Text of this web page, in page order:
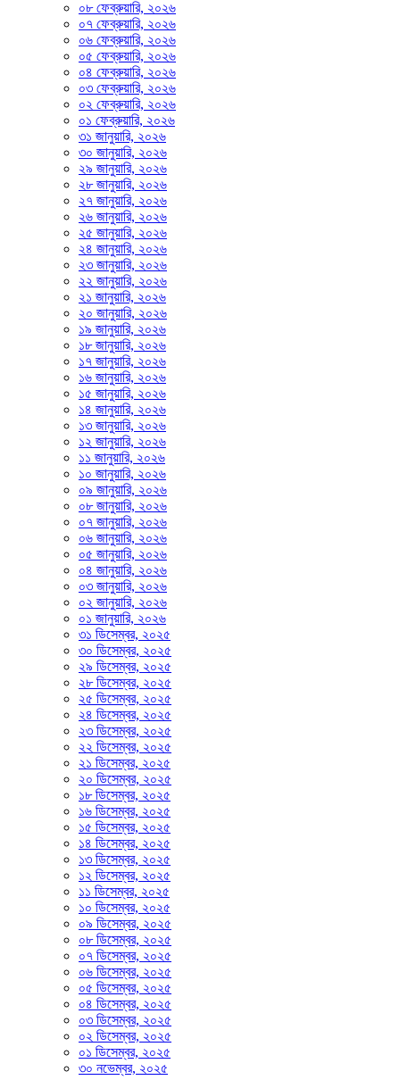
০৮ ফেব্রুয়ারি, ২০২৬
০৭ ফেব্রুয়ারি, ২০২৬
০৬ ফেব্রুয়ারি, ২০২৬
০৫ ফেব্রুয়ারি, ২০২৬
০৪ ফেব্রুয়ারি, ২০২৬
০৩ ফেব্রুয়ারি, ২০২৬
০২ ফেব্রুয়ারি, ২০২৬
০১ ফেব্রুয়ারি, ২০২৬
৩১ জানুয়ারি, ২০২৬
৩০ জানুয়ারি, ২০২৬
২৯ জানুয়ারি, ২০২৬
২৮ জানুয়ারি, ২০২৬
২৭ জানুয়ারি, ২০২৬
২৬ জানুয়ারি, ২০২৬
২৫ জানুয়ারি, ২০২৬
২৪ জানুয়ারি, ২০২৬
২৩ জানুয়ারি, ২০২৬
২২ জানুয়ারি, ২০২৬
২১ জানুয়ারি, ২০২৬
২০ জানুয়ারি, ২০২৬
১৯ জানুয়ারি, ২০২৬
১৮ জানুয়ারি, ২০২৬
১৭ জানুয়ারি, ২০২৬
১৬ জানুয়ারি, ২০২৬
১৫ জানুয়ারি, ২০২৬
১৪ জানুয়ারি, ২০২৬
১৩ জানুয়ারি, ২০২৬
১২ জানুয়ারি, ২০২৬
১১ জানুয়ারি, ২০২৬
১০ জানুয়ারি, ২০২৬
০৯ জানুয়ারি, ২০২৬
০৮ জানুয়ারি, ২০২৬
০৭ জানুয়ারি, ২০২৬
০৬ জানুয়ারি, ২০২৬
০৫ জানুয়ারি, ২০২৬
০৪ জানুয়ারি, ২০২৬
০৩ জানুয়ারি, ২০২৬
০২ জানুয়ারি, ২০২৬
০১ জানুয়ারি, ২০২৬
৩১ ডিসেম্বর, ২০২৫
৩০ ডিসেম্বর, ২০২৫
২৯ ডিসেম্বর, ২০২৫
২৮ ডিসেম্বর, ২০২৫
২৫ ডিসেম্বর, ২০২৫
২৪ ডিসেম্বর, ২০২৫
২৩ ডিসেম্বর, ২০২৫
২২ ডিসেম্বর, ২০২৫
২১ ডিসেম্বর, ২০২৫
২০ ডিসেম্বর, ২০২৫
১৮ ডিসেম্বর, ২০২৫
১৬ ডিসেম্বর, ২০২৫
১৫ ডিসেম্বর, ২০২৫
১৪ ডিসেম্বর, ২০২৫
১৩ ডিসেম্বর, ২০২৫
১২ ডিসেম্বর, ২০২৫
১১ ডিসেম্বর, ২০২৫
১০ ডিসেম্বর, ২০২৫
০৯ ডিসেম্বর, ২০২৫
০৮ ডিসেম্বর, ২০২৫
০৭ ডিসেম্বর, ২০২৫
০৬ ডিসেম্বর, ২০২৫
০৫ ডিসেম্বর, ২০২৫
০৪ ডিসেম্বর, ২০২৫
০৩ ডিসেম্বর, ২০২৫
০২ ডিসেম্বর, ২০২৫
০১ ডিসেম্বর, ২০২৫
৩০ নভেম্বর, ২০২৫